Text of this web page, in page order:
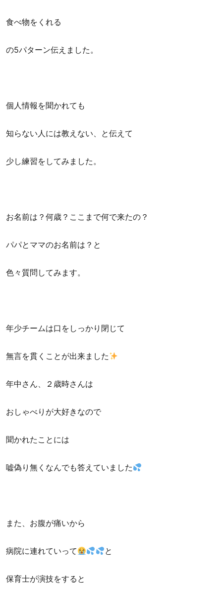
食べ物をくれる
の5パターン伝えました。
個人情報を聞かれても
知らない人には教えない、と伝えて
少し練習をしてみました。
お名前は？何歳？ここまで何で来たの？
パパとママのお名前は？と
色々質問してみます。
年少チームは口をしっかり閉じて
無言を貫くことが出来ました
年中さん、２歳時さんは
おしゃべりが大好きなので
聞かれたことには
嘘偽り無くなんでも答えていました
また、お腹が痛いから
病院に連れていって と
保育士が演技をすると